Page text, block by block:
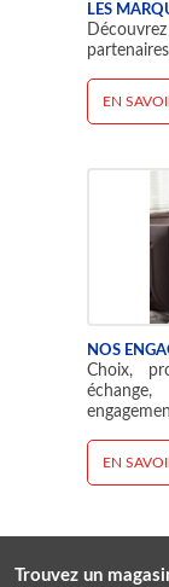
LES
EN
NOS
Choix,
EN
Trouvez un